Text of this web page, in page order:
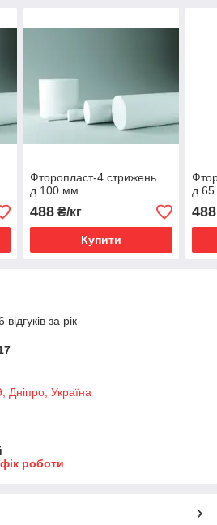
Фторопласт-4 стрижень
д.100 мм
488₴/кг
Купити
488
за рік
Дніпро, Україна
роботи